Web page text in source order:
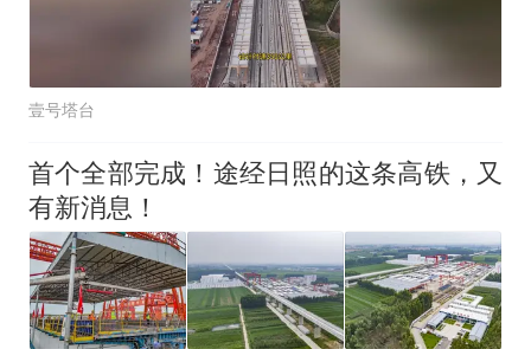
壹号塔台
首个全部完成！途经日照的这条高铁，又
有新消息！